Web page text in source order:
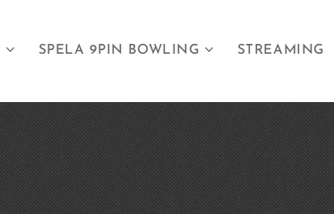
SPELA 9PIN BOWLING STREAMING